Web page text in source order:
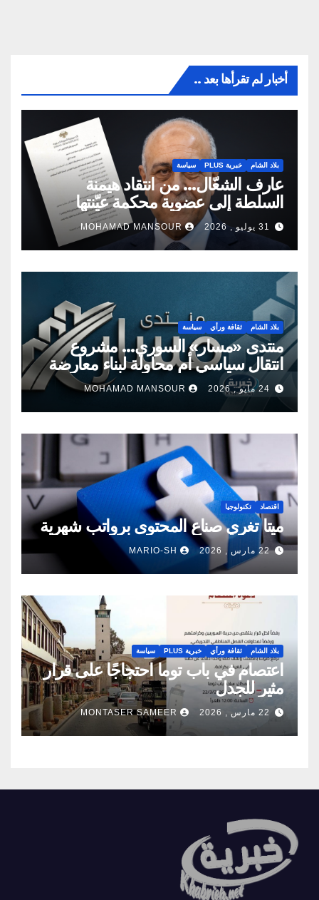
أخبار لم تقرأها بعد ..
بلاد الشام خبرية PLUS سياسة
عارف الشعّال… من انتقاد هيمنة
السلطة إلى عضوية محكمة عيّنتها
السلطة
31 يوليو , 2026 MOHAMAD MANSOUR
بلاد الشام ثقافة ورأي سياسة
منتدى «مسار» السوري… مشروع
انتقال سياسي أم محاولة لبناء معارضة
جديدة؟
24 مايو , 2026 MOHAMAD MANSOUR
اقتصاد تكنولوجيا
ميتا تغري صناع المحتوى برواتب شهرية
22 مارس , 2026 MARIO-SH
بلاد الشام ثقافة ورأي خبرية PLUS سياسة
اعتصام في باب توما احتجاجًا على قرار
مثير للجدل
22 مارس , 2026 MONTASER SAMEER